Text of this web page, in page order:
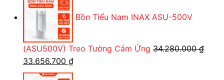
là:
12.060.000 ₫.
tại
là:
11.811.450 ₫.
Bồn Tiểu Nam INAX ASU-500V
(ASU500V) Treo Tường Cảm Ứng 34.280.000₫
Giá
gốc
33.656.700 ₫Giá
hiện